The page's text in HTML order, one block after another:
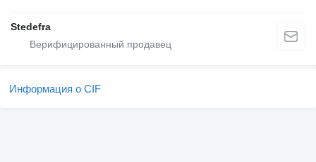
Stedefra
Информация о CIF